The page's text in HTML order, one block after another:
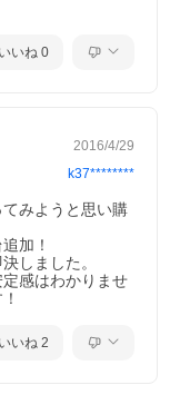
いいね 0
2016/4/29
k37********
みようと思い購
加！
しました。
感はわかりませ
いいね 2